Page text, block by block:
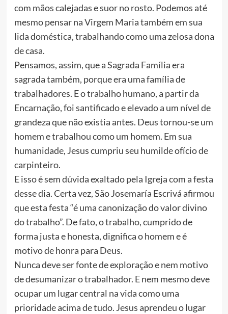
com mãos calejadas e suor no rosto. Podemos até
mesmo pensar na Virgem Maria também em sua
lida doméstica, trabalhando como uma zelosa dona
de casa.
Pensamos, assim, que a Sagrada Família era
sagrada também, porque era uma família de
trabalhadores. E o trabalho humano, a partir da
Encarnação, foi santificado e elevado a um nível de
grandeza que não existia antes. Deus tornou-se um
homem e trabalhou como um homem. Em sua
humanidade, Jesus cumpriu seu humilde ofício de
carpinteiro.
E isso é sem dúvida exaltado pela Igreja com a festa
desse dia. Certa vez, São Josemaría Escrivá afirmou
que esta festa “é uma canonização do valor divino
do trabalho”. De fato, o trabalho, cumprido de
forma justa e honesta, dignifica o homem e é
motivo de honra para Deus.
Nunca deve ser fonte de exploração e nem motivo
de desumanizar o trabalhador. E nem mesmo deve
ocupar um lugar central na vida como uma
prioridade acima de tudo. Jesus aprendeu o lugar